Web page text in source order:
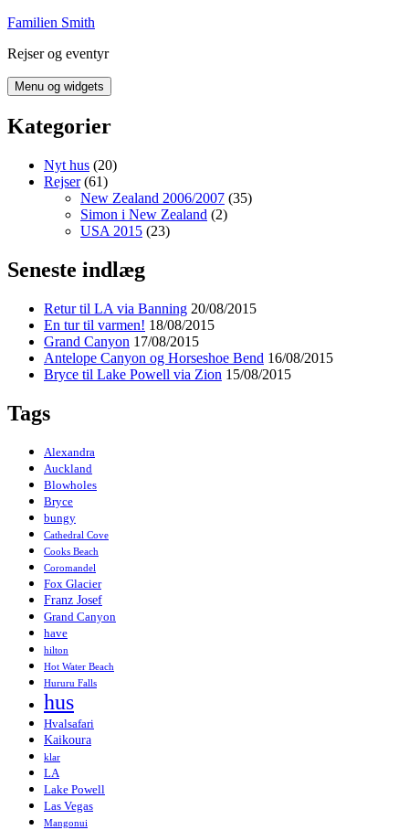
Hop
indhold
Familien Smith
Rejser og eventyr
Menu og widgets
Kategorier
Nyt hus (20)
Rejser(61)
New Zealand 2006/2007 (35)
Simon i New Zealand (2)
USA 2015 (23)
Seneste indlæg
Retur til LA via Banning 20/08/2015
En tur til varmen! 18/08/2015
Grand Canyon 17/08/2015
Antelope Canyon og Horseshoe Bend 16/08/2015
Bryce til Lake Powell via Zion 15/08/2015
Tags
Alexandra
Auckland
Blowholes
Bryce
bungy
Cathedral Cove
Cooks Beach
Coromandel
Fox Glacier
Franz Josef
Grand Canyon
have
hilton
Hot Water Beach
Hururu Falls
hus
Hvalsafari
Kaikoura
klar
LA
Lake Powell
Las Vegas
Mangonui